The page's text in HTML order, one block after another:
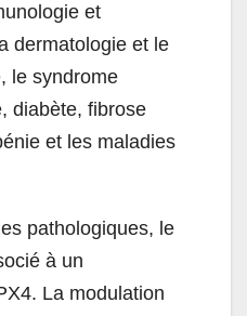
et
dermatologie et le
le syndrome
diabète, fibrose
et les maladies
pathologiques, le
à un
La modulation